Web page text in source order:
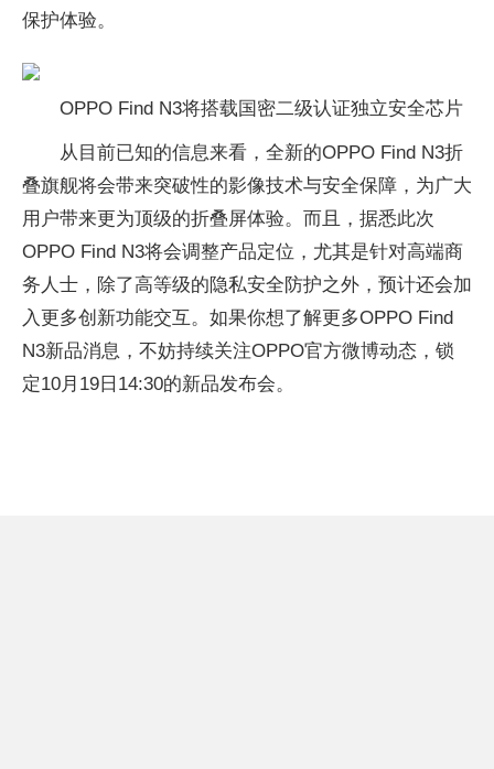
保护体验。
OPPO Find N3将搭载国密二级认证独立安全芯片
从目前已知的信息来看，全新的OPPO Find N3折
叠旗舰将会带来突破性的影像技术与安全保障，为广大
用户带来更为顶级的折叠屏体验。而且，据悉此次
OPPO Find N3将会调整产品定位，尤其是针对高端商
务人士，除了高等级的隐私安全防护之外，预计还会加
入更多创新功能交互。如果你想了解更多OPPO Find
N3新品消息，不妨持续关注OPPO官方微博动态，锁
定10月19日14:30的新品发布会。